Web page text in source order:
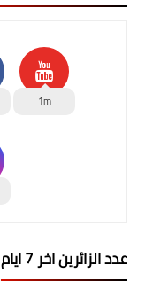
1m
عدد الزائرين اخر 7 ايام